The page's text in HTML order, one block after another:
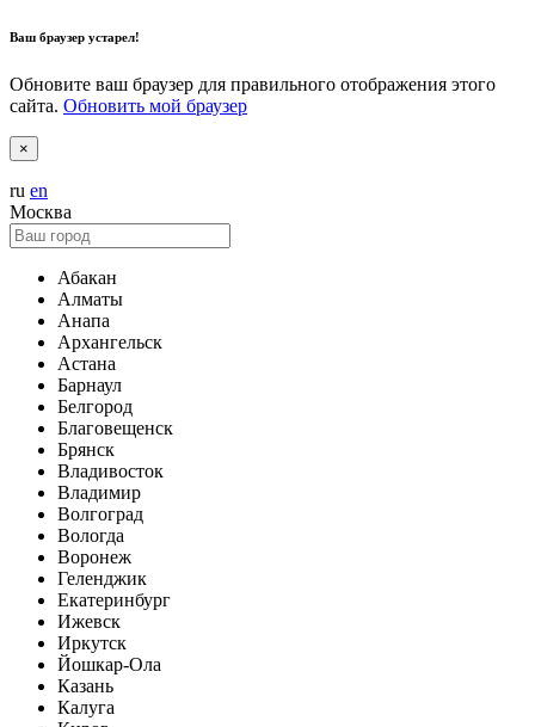
Ваш браузер устарел!
Обновите ваш браузер для правильного отображения этого
сайта. Обновить мой браузер
×
ru en
Москва
Абакан
Алматы
Анапа
Архангельск
Астана
Барнаул
Белгород
Благовещенск
Брянск
Владивосток
Владимир
Волгоград
Вологда
Воронеж
Геленджик
Екатеринбург
Ижевск
Иркутск
Йошкар-Ола
Казань
Калуга